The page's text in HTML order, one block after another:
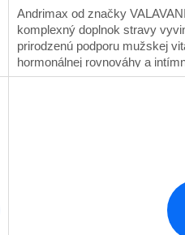
z
5
hviezdičiek.
Andrimax od značky
komplexný doplnok stravy
prirodzenú podporu mužskej
hormonálnej rovnováhy a
zdravia. ✔ Certifikát SZÚ | ✔